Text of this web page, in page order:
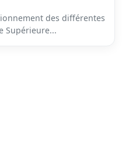
des différentes
Supérieure...